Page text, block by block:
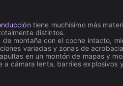
tiene muchísimo más
distintos.
montaña con el coche intacto,
variadas y zonas de
en un montón de mapas y
cámara lenta, barriles explosivos